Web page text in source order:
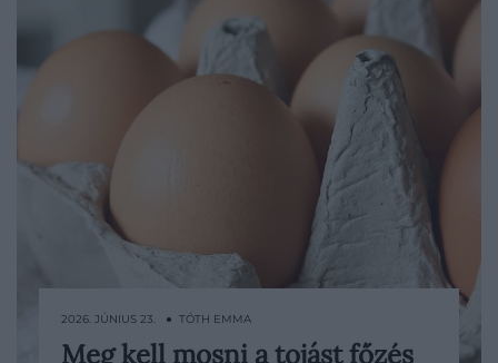
2026. JÚNIUS 23. ● TÓTH EMMA
Meg kell mosni a tojást főzés